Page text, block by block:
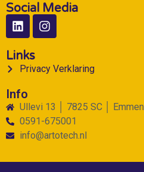
Social Media
Links
Privacy Verklaring
Info
Ullevi 13 │ 7825 SC │ Emmen
0591-675001
info@artotech.nl